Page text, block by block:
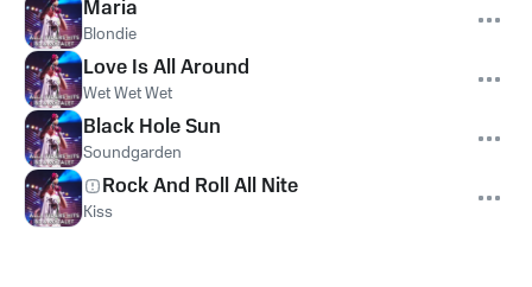
Maria
Blondie
Love Is All Around
Wet Wet Wet
Black Hole Sun
Soundgarden
Rock And Roll All Nite
Kiss